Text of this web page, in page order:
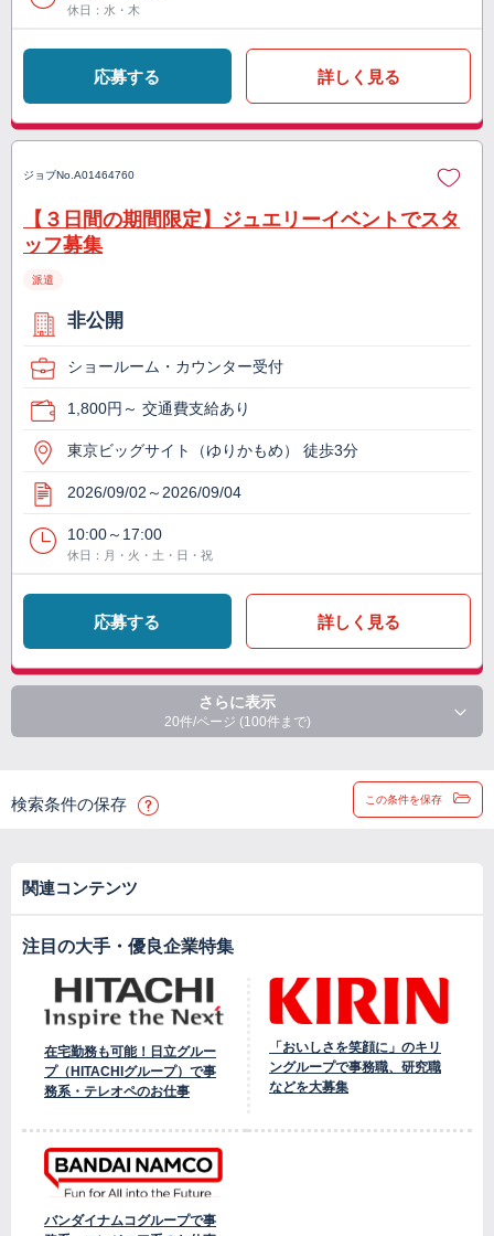
休日：水・木
応募する 詳しく見る
ジョブNo. A01464760
【３日間の期間限定】ジュエリーイベントでスタ
ッフ募集
派遣
非公開
ショールーム・カウンター受付
1,800円～ 交通費支給あり
東京ビッグサイト（ゆりかもめ） 徒歩3分
2026/09/02～2026/09/04
10:00～17:00
休日：月・火・土・日・祝
応募する 詳しく見る
さらに表示
20件/ページ (100件まで)
検索条件の保存 この条件を保存
関連コンテンツ
注目の大手・優良企業特集
在宅勤務も可能！日立グルー
プ（HITACHIグループ）で事
務系・テレオペのお仕事
「おいしさを笑顔に」のキリ
ングループで事務職、研究職
などを大募集
バンダイナムコグループで事